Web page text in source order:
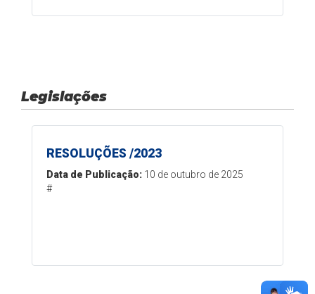
Legislações
RESOLUÇÕES /2023
Data de Publicação: 10 de outubro de 2025
#